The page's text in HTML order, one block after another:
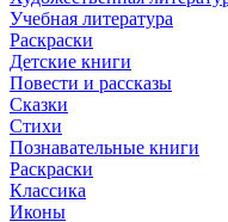
Учебная литература
Раскраски
Детские книги
Повести и рассказы
Сказки
Стихи
Познавательные книги
Раскраски
Классика
Иконы